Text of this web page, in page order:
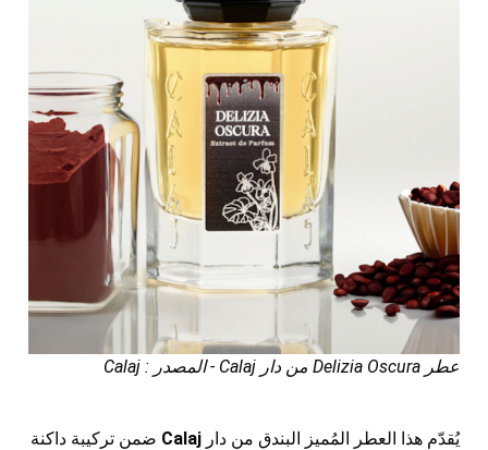
عطر Delizia Oscura من دار Calaj - المصدر : Calaj
يُقدّم هذا العطر المُميز البندق من دار Calaj ضمن تركيبة داكنة